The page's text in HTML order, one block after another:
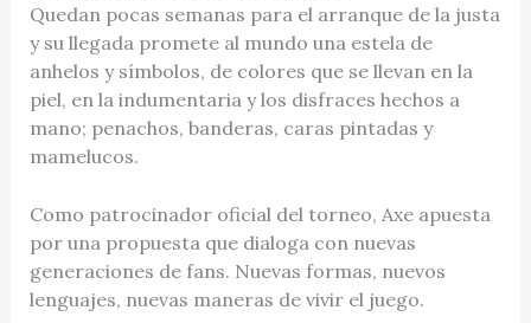
Quedan pocas semanas para el arranque de la justa
y su llegada promete al mundo una estela de
anhelos y símbolos, de colores que se llevan en la
piel, en la indumentaria y los disfraces hechos a
mano; penachos, banderas, caras pintadas y
mamelucos.
Como patrocinador oficial del torneo, Axe apuesta
por una propuesta que dialoga con nuevas
generaciones de fans. Nuevas formas, nuevos
lenguajes, nuevas maneras de vivir el juego.